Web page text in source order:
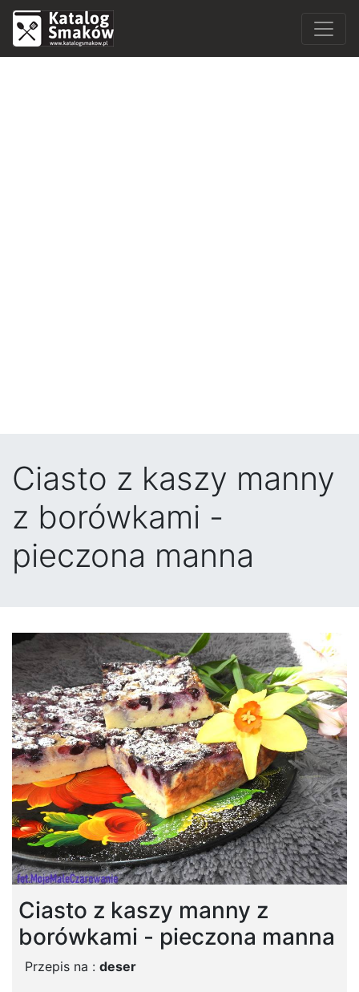
Ciasto z kaszy manny
z borówkami -
pieczona manna
Ciasto z kaszy manny z
borówkami - pieczona manna
Przepis na : deser